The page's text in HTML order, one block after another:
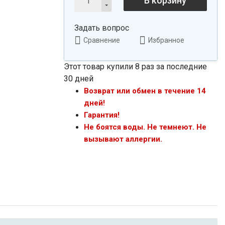
Задать вопрос
Сравнение Избранное
Этот товар купили 8 раз за последние
30 дней
Возврат или обмен в течение 14
дней!
Гарантия!
Не боятся воды. Не темнеют. Не
вызывают аллергии.